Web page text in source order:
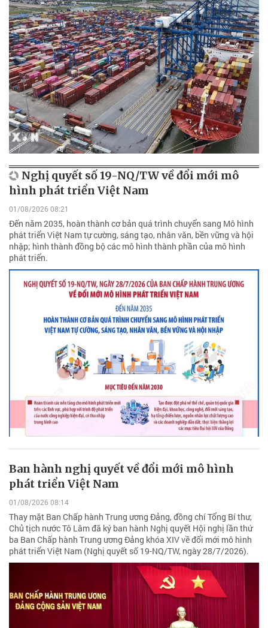
Nghị quyết số 19-NQ/TW về đổi mới mô
hình phát triển Việt Nam
01/08/2026 08:21
Đến năm 2035, hoàn thành cơ bản quá trình chuyển sang Mô hình
phát triển Việt Nam tự cường, sáng tạo, nhân văn, bền vững và hội
nhập; hình thành đồng bộ các mô hình thành phần của mô hình
phát triển.
Ban hành nghị quyết về đổi mới mô hình
phát triển Việt Nam
01/08/2026 08:14
Thay mặt Ban Chấp hành Trung ương Đảng, đồng chí Tổng Bí thư,
Chủ tịch nước Tô Lâm đã ký ban hành Nghị quyết Hội nghị lần thứ
ba Ban Chấp hành Trung ương Đảng khóa XIV về đổi mới mô hình
phát triển Việt Nam (Nghị quyết số 19-NQ/TW, ngày 28/7/2026).